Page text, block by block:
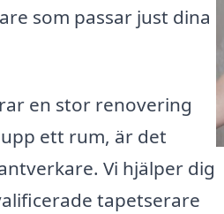
som passar just dina
en stor renovering
ett rum, är det
Vi hjälper dig
tapetserare